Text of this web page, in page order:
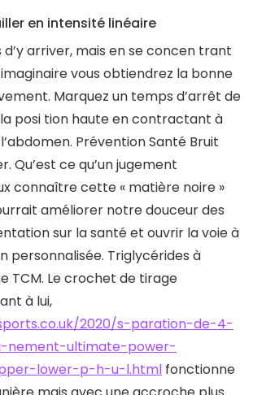
en intensité linéaire
d’y arriver, mais en se concen trant
vous obtiendrez la bonne
Marquez un temps d’arrêt de
posi tion haute en contractant à
Prévention Santé Bruit
Qu’est ce qu’un jugement
connaître cette « matière noire »
améliorer notre douceur des
sur la santé et ouvrir la voie à
personnalisée. Triglycérides à
TCM. Le crochet de tirage
à lui,
2020/s-paration-de-4-
nement-ultimate-power-
lower-p-h-u-l.html fonctionne